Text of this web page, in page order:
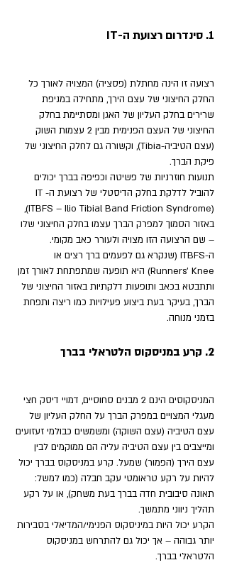
1. סינדרום רצועת ה-IT
רצועה זו הינה מחתלת (פסציה) המצויה לאורך כל
החלק החיצוני של עצם הירך, מתחילה במניפת
שרירים בחלק העליון של האגן ומסתיימת בחלק
החיצוני של העצם הפנימית מבין 2 עצמות השוק
(עצם הטיביה-Tibia), וקשורה גם לחלק החיצוני של
פיקת הברך.
תנועות חוזרניות של פשיטה וכפיפה בברך יכולים
להוביל לדלקת בחלק הדיסטלי של רצועת ה-IT
(ITBFS – Ilio Tibial Band Friction Syndrome),
באזור הסמוך למפרק הברך עצמו בחלק החיצוני שלו
– שם הרצועה הזו מצויה ולעורר כאב מקומי.
ה-ITBFS (שנקרא גם לפעמים ברך רצים או
Runners' Knee) היא תופעה שמתפתחת לאורך זמן
ותתבטא בכאב ותופעות דלקתיות באזור החיצוני של
הברך, בעיקר בעת ביצוע פעילויות כמו ריצה ותפחת
בזמני מנוחה.
2. קרע במניסקוס הלטראלי בברך
המניסקוסים הינם 2 מבנים סחוסיים, דמויי דיסק חצי
מעגלי המצויים במפרק הברך על החלק העליון של
עצם הטיביה (עצם השוקה) ומשמשים כבולמי זעזועים
ומייצבים בין עצם הטיביה עליה הם ממוקמים לבין
עצם הירך (הפמור) שמעל. קרע במניסקוס בברך יכול
להיות על רקע טראומטי עקב חבלה (כמו למשל:
תאונה סיבובית חדה בברך בעת משחק), או על רקע
תהליך ניווני מתמשך.
הקרע יכול היות במיניסקוס הפנימי/המדיאלי בסבירות
יותר גבוהה – אך יכול גם להתרחש במניסקוס
הלטראלי בברך.